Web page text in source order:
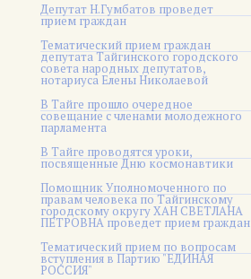
Депутат Н.Гумбатов проведет
прием граждан
Тематический прием граждан
депутата Тайгинского городского
совета народных депутатов,
нотариуса Елены Николаевой
В Тайге прошло очередное
совещание с членами молодежного
парламента
В Тайге проводятся уроки,
посвященные Дню космонавтики
Помощник Уполномоченного по
правам человека по Тайгинскому
городскому округу ХАН СВЕТЛАНА
ПЕТРОВНА проведет прием граждан
Тематический прием по вопросам
вступления в Партию "ЕДИНАЯ
РОССИЯ"